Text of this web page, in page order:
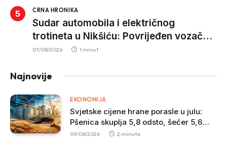
CRNA HRONIKA
Sudar automobila i električnog
trotineta u Nikšiću: Povrijeđen vozač
trotineta, prebačen u bolnicu
07/08/2026 1 minut
Najnovije
EKONOMIJA
Svjetske cijene hrane porasle u julu:
Pšenica skuplja 5,8 odsto, šećer 5,6
odsto
09/08/2026 2 minuta